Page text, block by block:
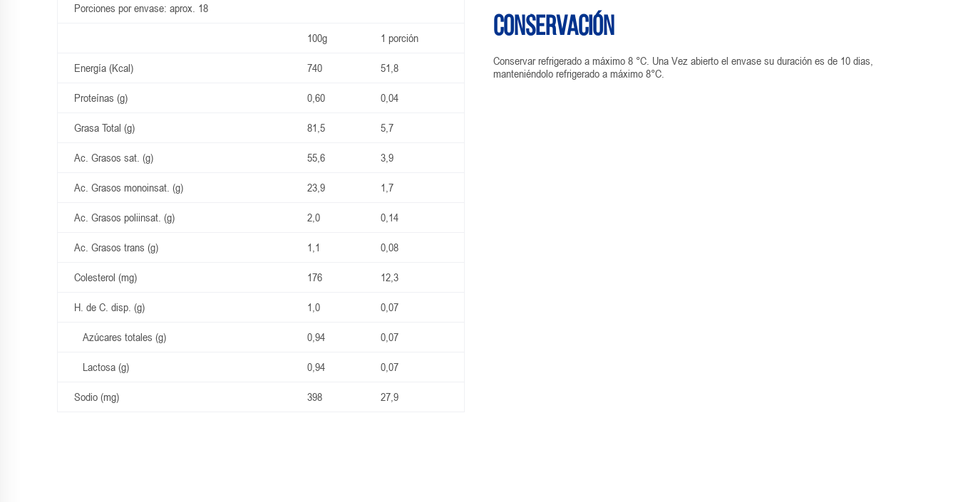
Porciones por envase: aprox. 18
100g 1 porción
Energía (Kcal) 740 51,8
Proteínas (g) 0,60 0,04
Grasa Total (g) 81,5 5,7
Ac. Grasos sat. (g) 55,6 3,9
Ac. Grasos monoinsat. (g) 23,9 1,7
Ac. Grasos poliinsat. (g) 2,0 0,14
Ac. Grasos trans (g) 1,1 0,08
Colesterol (mg) 176 12,3
H. de C. disp. (g) 1,0 0,07
Azúcares totales (g) 0,94 0,07
Lactosa (g) 0,94 0,07
Sodio (mg) 398 27,9
Conservación
Conservar refrigerado a máximo 8 °C. Una Vez abierto el envase su duración es de 10 dias,
manteniéndolo refrigerado a máximo 8°C.